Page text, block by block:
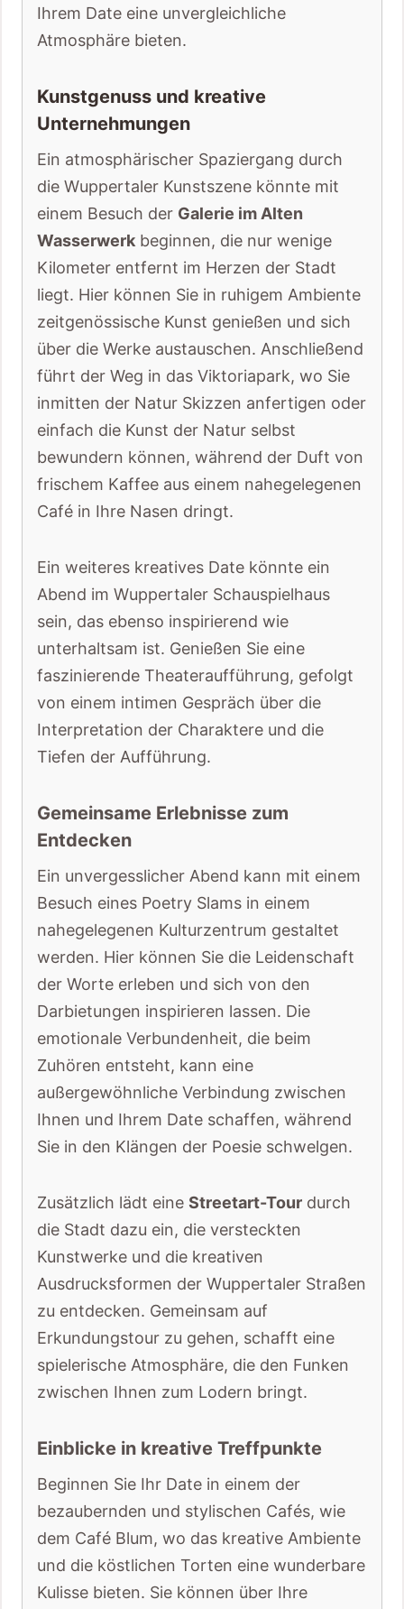
Ihrem Date eine unvergleichliche
Atmosphäre bieten.
Kunstgenuss und kreative
Unternehmungen
Ein atmosphärischer Spaziergang durch
die Wuppertaler Kunstszene könnte mit
einem Besuch der Galerie im Alten
Wasserwerk beginnen, die nur wenige
Kilometer entfernt im Herzen der Stadt
liegt. Hier können Sie in ruhigem Ambiente
zeitgenössische Kunst genießen und sich
über die Werke austauschen. Anschließend
führt der Weg in das Viktoriapark, wo Sie
inmitten der Natur Skizzen anfertigen oder
einfach die Kunst der Natur selbst
bewundern können, während der Duft von
frischem Kaffee aus einem nahegelegenen
Café in Ihre Nasen dringt.
Ein weiteres kreatives Date könnte ein
Abend im Wuppertaler Schauspielhaus
sein, das ebenso inspirierend wie
unterhaltsam ist. Genießen Sie eine
faszinierende Theateraufführung, gefolgt
von einem intimen Gespräch über die
Interpretation der Charaktere und die
Tiefen der Aufführung.
Gemeinsame Erlebnisse zum
Entdecken
Ein unvergesslicher Abend kann mit einem
Besuch eines Poetry Slams in einem
nahegelegenen Kulturzentrum gestaltet
werden. Hier können Sie die Leidenschaft
der Worte erleben und sich von den
Darbietungen inspirieren lassen. Die
emotionale Verbundenheit, die beim
Zuhören entsteht, kann eine
außergewöhnliche Verbindung zwischen
Ihnen und Ihrem Date schaffen, während
Sie in den Klängen der Poesie schwelgen.
Zusätzlich lädt eine Streetart-Tour durch
die Stadt dazu ein, die versteckten
Kunstwerke und die kreativen
Ausdrucksformen der Wuppertaler Straßen
zu entdecken. Gemeinsam auf
Erkundungstour zu gehen, schafft eine
spielerische Atmosphäre, die den Funken
zwischen Ihnen zum Lodern bringt.
Einblicke in kreative Treffpunkte
Beginnen Sie Ihr Date in einem der
bezaubernden und stylischen Cafés, wie
dem Café Blum, wo das kreative Ambiente
und die köstlichen Torten eine wunderbare
Kulisse bieten. Sie können über Ihre